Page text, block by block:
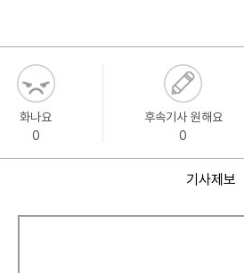
화나요
0
후속기사 원해요
0
기사제보